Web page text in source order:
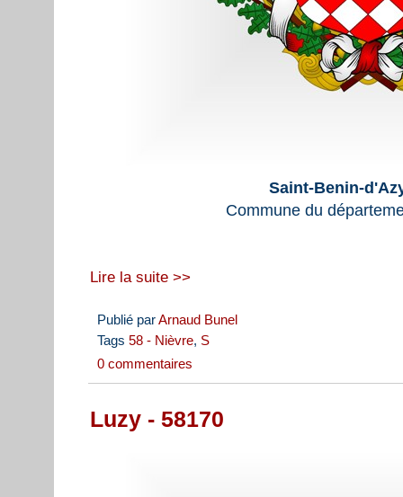
Saint-Benin-
Commune du
Lire la suite >>
Publié parArnaud Bunel
Tags 58 - Nièvre, S
0 commentaires
Luzy - 58170